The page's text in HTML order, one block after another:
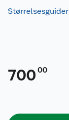
Størrelsesguider
700 00